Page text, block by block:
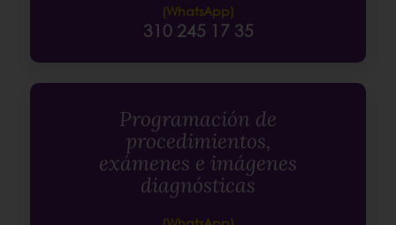
(WhatsApp)
310 245 17 35
Programación de
procedimientos,
exámenes e imágenes
diagnósticas